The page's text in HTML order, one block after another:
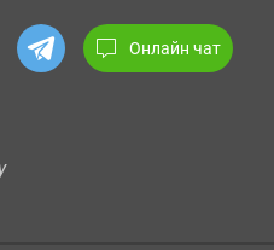
Онлайн чат